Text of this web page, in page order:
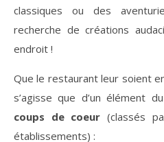
classiques ou des
recherche de créations
endroit !
Que le restaurant leur soient
s’agisse que d’un élément
coups de coeur (classés
établissements) :